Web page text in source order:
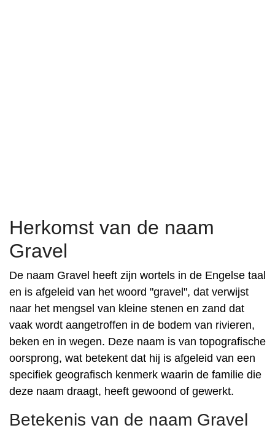
Herkomst van de naam
Gravel
De naam Gravel heeft zijn wortels in de Engelse taal
en is afgeleid van het woord "gravel", dat verwijst
naar het mengsel van kleine stenen en zand dat
vaak wordt aangetroffen in de bodem van rivieren,
beken en in wegen. Deze naam is van topografische
oorsprong, wat betekent dat hij is afgeleid van een
specifiek geografisch kenmerk waarin de familie die
deze naam draagt, heeft gewoond of gewerkt.
Betekenis van de naam Gravel